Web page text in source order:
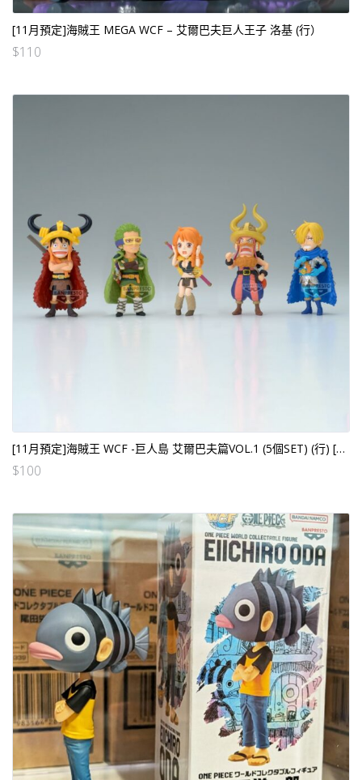
[11月預定]海賊王 MEGA WCF – 艾爾巴夫巨人王子 洛基 (行）
$110
[11月預定]海賊王 WCF -巨人島 艾爾巴夫篇VOL.1 (5個SET) (行) [全數HK$285/訂金$100]
$100